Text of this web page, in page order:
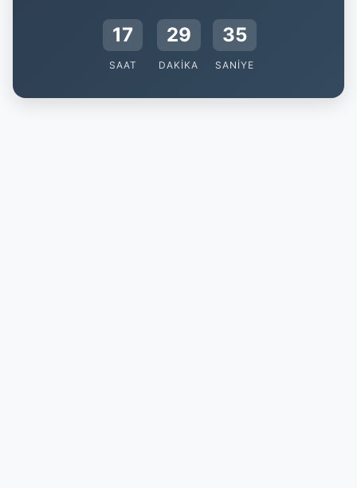
17
SAAT
29
DAKIKA
35
SANIYE